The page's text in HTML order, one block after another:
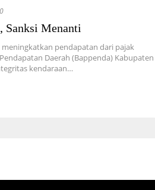
Sanksi Menanti
meningkatkan pendapatan dari pajak
Daerah (Bappenda) Kabupaten
kendaraan…